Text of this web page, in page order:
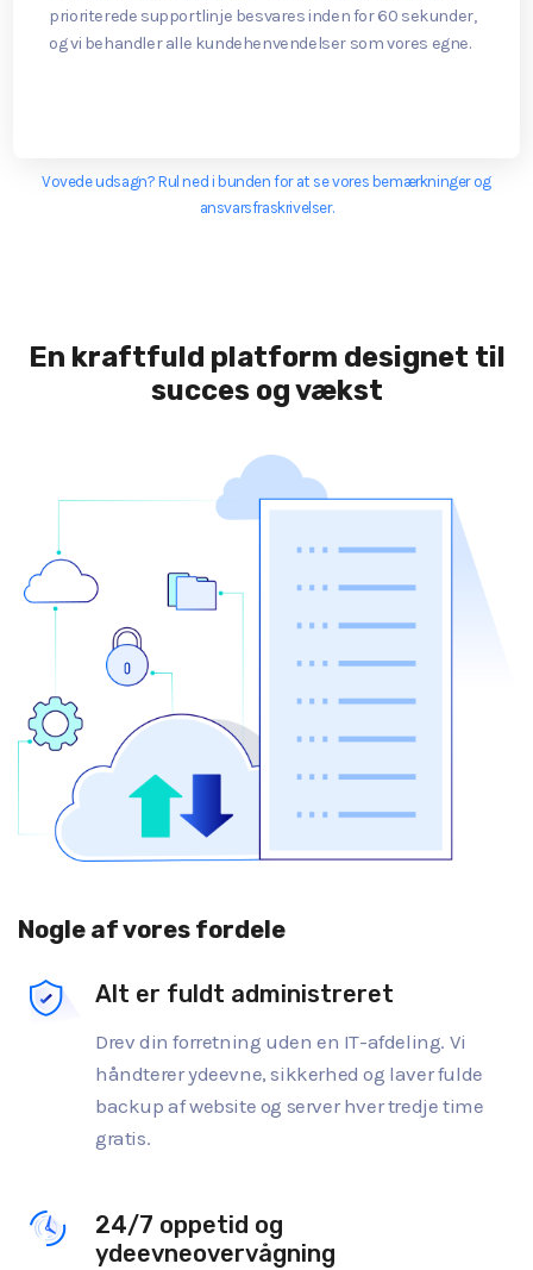
prioriterede supportlinje besvares inden for 60 sekunder,
og vi behandler alle kundehenvendelser som vores egne.
Vovede udsagn? Rul ned i bunden for at se vores bemærkninger og
ansvarsfraskrivelser.
En kraftfuld platform designet til
succes og vækst
Nogle af vores fordele
Alt er fuldt administreret
Drev din forretning uden en IT-afdeling. Vi
håndterer ydeevne, sikkerhed og laver fulde
backup af website og server hver tredje time
gratis.
24/7 oppetid og
ydeevneovervågning